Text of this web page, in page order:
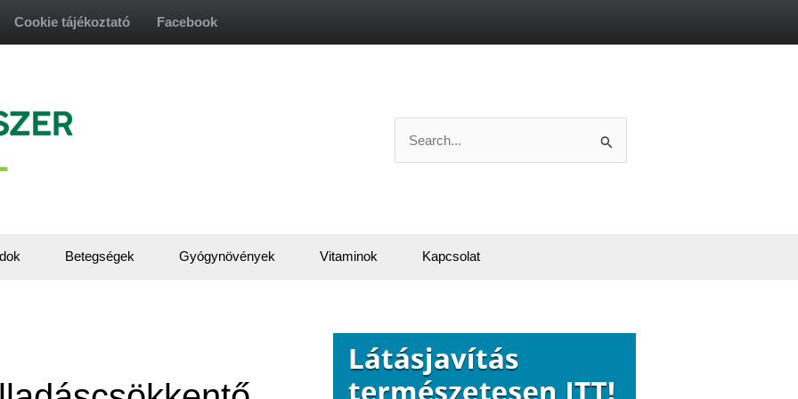
Cookie tájékoztató Facebook
for:
Betegségek Gyógynövények Vitaminok Kapcsolat